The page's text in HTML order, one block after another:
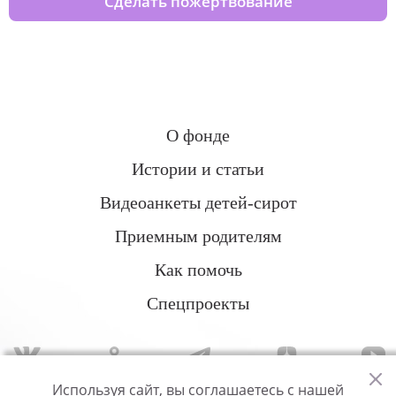
О фонде
Истории и статьи
Видеоанкеты детей-сирот
Приемным родителям
Как помочь
Спецпроекты
Используя сайт, вы соглашаетесь с нашей